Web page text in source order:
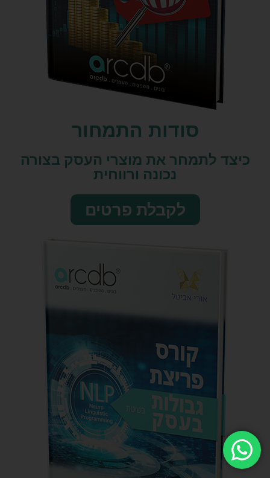
סודות התמחור
כיצד לתמחר את מוצרי העסק בצורה
נכונה ורווחית
לקבלת פרטים